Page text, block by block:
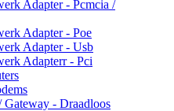
Adapter - Pcmcia /
Adapter - Poe
Adapter - Usb
Adapterr - Pci
- Draadloos